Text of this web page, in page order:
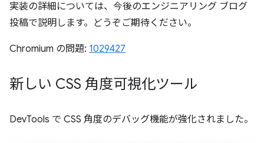
実装の詳細については、今後のエンジニアリング ブログ
投稿で説明します。どうぞご期待ください。
Chromium の問題: 1029427
新しい CSS 角度可視化ツール
DevTools で CSS 角度のデバッグ機能が強化されました。